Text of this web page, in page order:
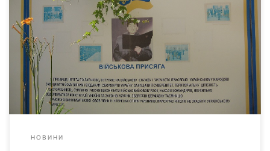
Чурай поінформував про хід часткової мобілізації на Буковині.
З учорашнього дня такі зустрічі з журналістами краю
відбуватимуться щоденно. Віталій Чурай повідомив, що в
області проводиться третя черга часткової мобілізації,
метою якої є підтримання обороноздатності держави та
завершення проведення антитерористичної операції. Нині ж
триває уточнення […]
НОВИНИ